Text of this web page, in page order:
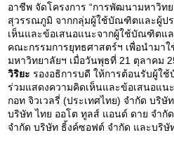
อาชีพ จัดโครงการ “การพัฒนามหาวิท
สุวรรณภูมิ จากกลุ่มผู้ใช้บัณฑิตและผู้ปร
เห็นและข้อเสนอแนะจากผู้ใช้บัณฑิตแ
คณะกรรมการยุทธศาสตร์ฯ เพื่อนำมา
มหาวิทยาลัยฯ เมื่อวันพุธที่ 21 ตุลาคม
วิริยะ รองอธิการบดี ให้การต้อนรับผู้ใ
ร่วมแสดงความคิดเห็นและข้อเสนอแน
กอท จิวเวลรี่ (ประเทศไทย) จำกัด บริษั
บริษัท ไทย ออโต ทูลส์ แอนด์ ดาย จำกั
จำกัด บริษัท ธิ้งค์ซอฟต์ จำกัด และบริษั